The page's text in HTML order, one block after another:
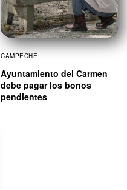
CAMPECHE
Ayuntamiento del Carmen
debe pagar los bonos
pendientes